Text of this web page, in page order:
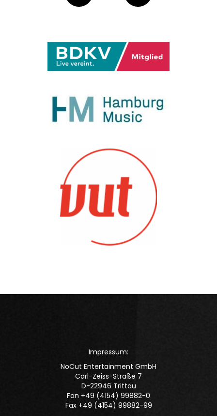
Impressum:
NoCut Entertainment GmbH
Carl-Zeiss-Straße 7
D-22946 Trittau
Fon +49 (4154) 99882-0
Fax +49 (4154) 99882-99